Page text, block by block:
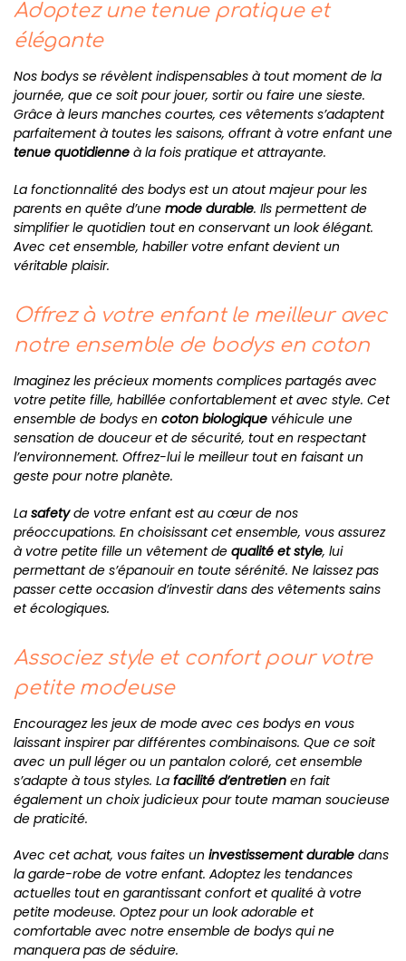
Adoptez une tenue pratique et
élégante
Nos bodys se révèlent indispensables à tout moment de la
journée, que ce soit pour jouer, sortir ou faire une sieste.
Grâce à leurs manches courtes, ces vêtements s’adaptent
parfaitement à toutes les saisons, offrant à votre enfant une
tenue quotidienne à la fois pratique et attrayante.
La fonctionnalité des bodys est un atout majeur pour les
parents en quête d’une mode durable. Ils permettent de
simplifier le quotidien tout en conservant un look élégant.
Avec cet ensemble, habiller votre enfant devient un
véritable plaisir.
Offrez à votre enfant le meilleur avec
notre ensemble de bodys en coton
Imaginez les précieux moments complices partagés avec
votre petite fille, habillée confortablement et avec style. Cet
ensemble de bodys en coton biologique véhicule une
sensation de douceur et de sécurité, tout en respectant
l’environnement. Offrez-lui le meilleur tout en faisant un
geste pour notre planète.
La safetyde votre enfant est au cœur de nos
préoccupations. En choisissant cet ensemble, vous assurez
à votre petite fille un vêtement de qualité et style, lui
permettant de s’épanouir en toute sérénité. Ne laissez pas
passer cette occasion d’investir dans des vêtements sains
et écologiques.
Associez style et confort pour votre
petite modeuse
Encouragez les jeux de mode avec ces bodys en vous
laissant inspirer par différentes combinaisons. Que ce soit
avec un pull léger ou un pantalon coloré, cet ensemble
s’adapte à tous styles. La facilité d’entretien en fait
également un choix judicieux pour toute maman soucieuse
de praticité.
Avec cet achat, vous faites un investissement durable dans
la garde-robe de votre enfant. Adoptez les tendances
actuelles tout en garantissant confort et qualité à votre
petite modeuse. Optez pour un look adorable et
comfortable avec notre ensemble de bodys qui ne
manquera pas de séduire.